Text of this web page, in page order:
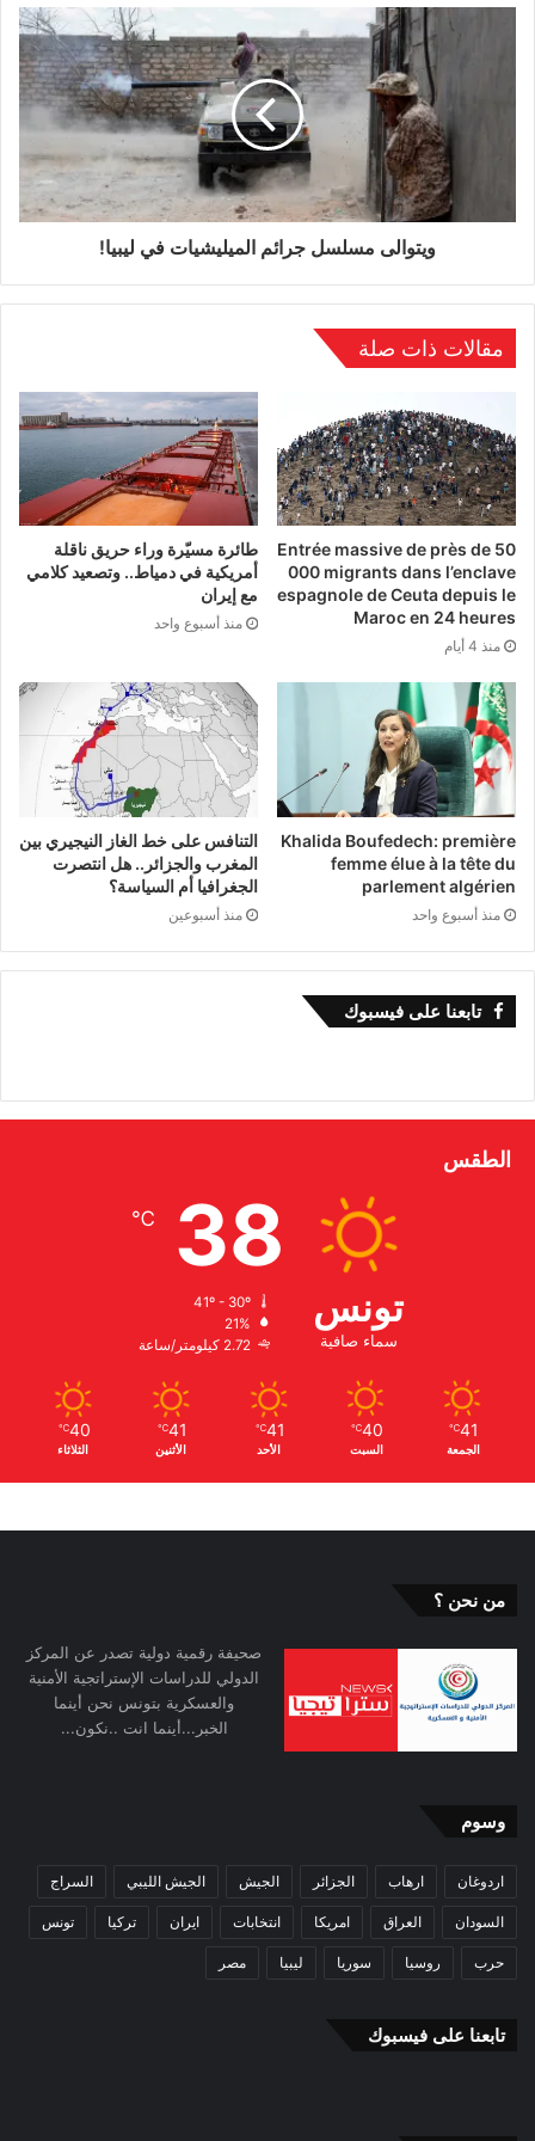
.
ويتوالى مسلسل جرائم الميليشيات في ليبيا!
مقالات ذات صلة
Entrée massive de près de 50
000 migrants dans l’enclave
espagnole de Ceuta depuis le
Maroc en 24 heures
منذ 4 أيام
طائرة مسيّرة وراء حريق ناقلة
أمريكية في دمياط.. وتصعيد كلامي
مع إيران
منذ أسبوع واحد
Khalida Boufedech: première
femme élue à la tête du
parlement algérien
منذ أسبوع واحد
التنافس على خط الغاز النيجيري بين
المغرب والجزائر.. هل انتصرت
الجغرافيا أم السياسة؟
منذ أسبوعين
تابعنا على فيسبوك
الطقس
تونس
سماء صافية
38
℃
21%
2.72 كيلومتر/ساعة
41
℃
الجمعة
40
℃
السبت
41
℃
الأحد
41
℃
الأثنين
40
℃
الثلاثاء
من نحن ؟
صحيفة رقمية دولية تصدر عن المركز
الدولي للدراسات الإستراتجية الأمنية
والعسكرية بتونس نحن أينما
الخبر...أينما انت ..نكون...
وسوم
اردوغان ارهاب الجزائر الجيش الجيش الليبي السراج
السودان العراق امريكا انتخابات ايران تركيا تونس
حرب روسيا سوريا ليبيا مصر
تابعنا على فيسبوك